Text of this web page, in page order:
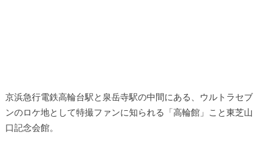
京浜急行電鉄高輪台駅と泉岳寺駅の中間にある、ウルトラセブ
ンのロケ地として特撮ファンに知られる「高輪館」こと東芝山
口記念会館。